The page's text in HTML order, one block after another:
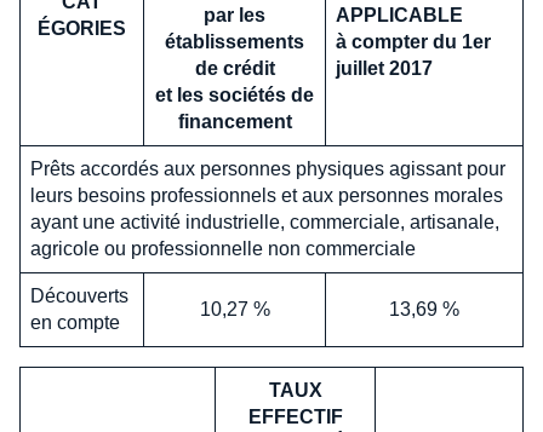
ÉGORIES
par les
établissements
de crédit
et les sociétés de
financement
APPLICABLE
à compter du 1er
juillet 2017
Prêts accordés aux personnes physiques agissant pour
leurs besoins professionnels et aux personnes morales
ayant une activité industrielle, commerciale, artisanale,
agricole ou professionnelle non commerciale
Découverts
en compte
10,27 % 13,69 %
TAUX
EFFECTIF